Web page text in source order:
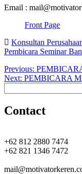
Email :
Front Page
Konsultan
Pembicara Seminar
Post
navigation
Previous: Previous
post:
Next: Next
PEMBICARA
for:
Contact
+62 812 2880 7474
+62 821 1346 7472